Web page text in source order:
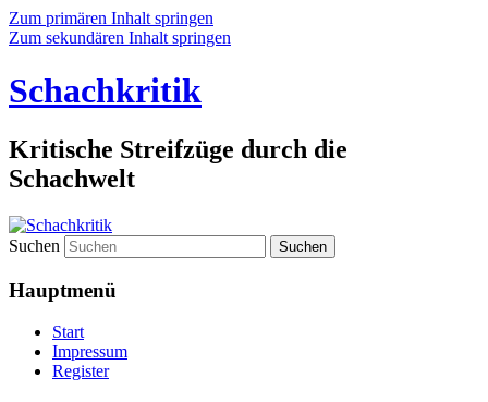
Zum primären Inhalt springen
Zum sekundären Inhalt springen
Schachkritik
Kritische Streifzüge durch die
Schachwelt
Suchen
Hauptmenü
Start
Impressum
Register